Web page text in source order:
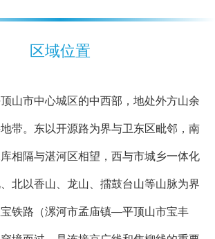
区域位置
山市中心城区的中西部，地处外方山余
带。东以开源路为界与卫东区毗邻，南
相隔与湛河区相望，西与市城乡一体化
北以香山、龙山、擂鼓台山等山脉为界
铁路（漯河市孟庙镇—平顶山市宝丰